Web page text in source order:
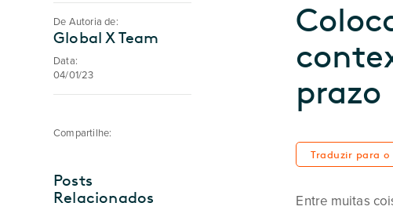
prazo
Traduzir para o
Entre muitas
De Autoria de:
Global X Team
Data:
04/01/23
Compartilhe:
Posts
Relacionados